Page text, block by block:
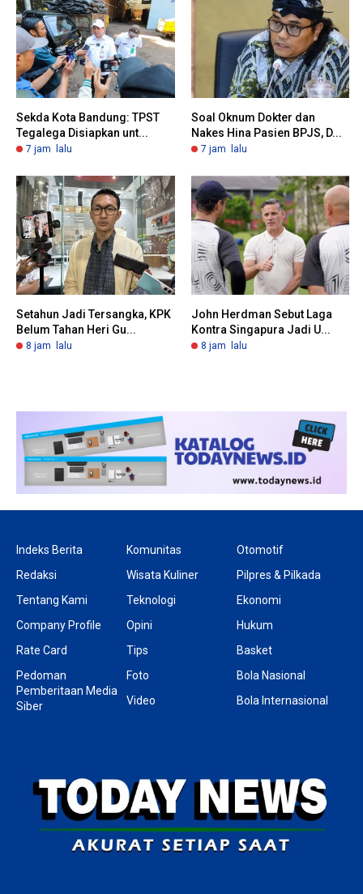
Sekda Kota Bandung: TPST
Tegalega Disiapkan unt...
7 jam lalu
Soal Oknum Dokter dan
Nakes Hina Pasien BPJS, D...
7 jam lalu
Setahun Jadi Tersangka, KPK
Belum Tahan Heri Gu...
8 jam lalu
John Herdman Sebut Laga
Kontra Singapura Jadi U...
8 jam lalu
Indeks Berita
Redaksi
Tentang Kami
Company Profile
Rate Card
Pedoman
Pemberitaan Media
Siber
Komunitas
Wisata Kuliner
Teknologi
Opini
Tips
Foto
Video
Otomotif
Pilpres & Pilkada
Ekonomi
Hukum
Basket
Bola Nasional
Bola Internasional